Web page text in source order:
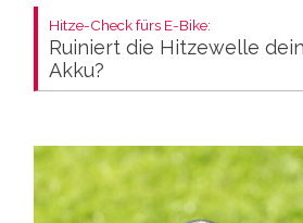
Hitze-Check fürs E-Bike:
Ruiniert die Hitzewelle
Akku?